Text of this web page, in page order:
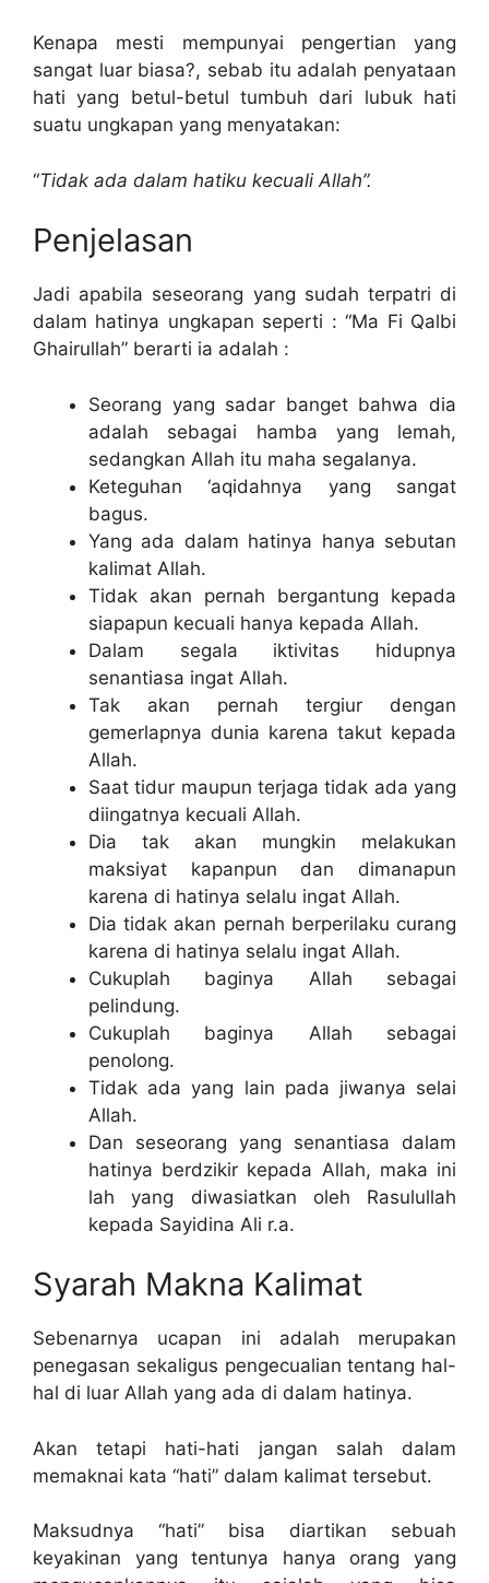
Kenapa mesti mempunyai pengertian yang
sangat luar biasa?, sebab itu adalah penyataan
hati yang betul-betul tumbuh dari lubuk hati
suatu ungkapan yang menyatakan:
“Tidak ada dalam hatiku kecuali Allah”.
Penjelasan
Jadi apabila seseorang yang sudah terpatri di
dalam hatinya ungkapan seperti : “Ma Fi Qalbi
Ghairullah” berarti ia adalah :
Seorang yang sadar banget bahwa dia
adalah sebagai hamba yang lemah,
sedangkan Allah itu maha segalanya.
Keteguhan ‘aqidahnya yang sangat
bagus.
Yang ada dalam hatinya hanya sebutan
kalimat Allah.
Tidak akan pernah bergantung kepada
siapapun kecuali hanya kepada Allah.
Dalam segala iktivitas hidupnya
senantiasa ingat Allah.
Tak akan pernah tergiur dengan
gemerlapnya dunia karena takut kepada
Allah.
Saat tidur maupun terjaga tidak ada yang
diingatnya kecuali Allah.
Dia tak akan mungkin melakukan
maksiyat kapanpun dan dimanapun
karena di hatinya selalu ingat Allah.
Dia tidak akan pernah berperilaku curang
karena di hatinya selalu ingat Allah.
Cukuplah baginya Allah sebagai
pelindung.
Cukuplah baginya Allah sebagai
penolong.
Tidak ada yang lain pada jiwanya selai
Allah.
Dan seseorang yang senantiasa dalam
hatinya berdzikir kepada Allah, maka ini
lah yang diwasiatkan oleh Rasulullah
kepada Sayidina Ali r.a.
Syarah Makna Kalimat
Sebenarnya ucapan ini adalah merupakan
penegasan sekaligus pengecualian tentang hal-
hal di luar Allah yang ada di dalam hatinya.
Akan tetapi hati-hati jangan salah dalam
memaknai kata “hati” dalam kalimat tersebut.
Maksudnya “hati” bisa diartikan sebuah
keyakinan yang tentunya hanya orang yang